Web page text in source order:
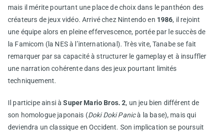
mais il mérite pourtant une place de choix dans le panthéon des
créateurs de jeux vidéo. Arrivé chez Nintendo en 1986, il rejoint
une équipe alors en pleine effervescence, portée par le succès de
la Famicom (la NES à l’international). Très vite, Tanabe se fait
remarquer par sa capacité à structurer le gameplay et à insuffler
une narration cohérente dans des jeux pourtant limités
techniquement.
Il participe ainsi àSuper Mario Bros. 2, un jeu bien différent de
son homologue japonais (Doki Doki Panicà la base), mais qui
deviendra un classique en Occident. Son implication se poursuit